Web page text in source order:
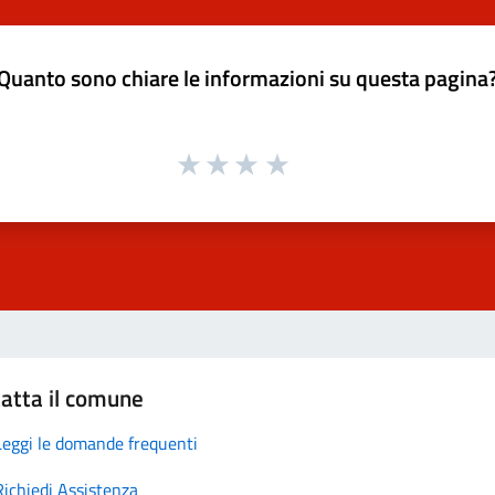
sono chiare le informazioni su questa
il comune
le domande frequenti
Assistenza